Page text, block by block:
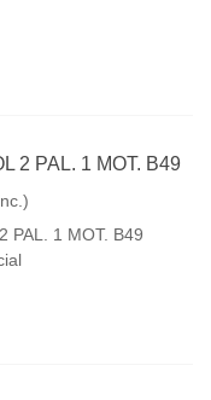
2 PAL. 1 MOT. B49
PAL. 1 MOT. B49